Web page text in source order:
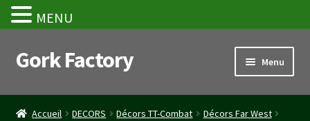
Aller
à
navigation
Aller
au
Gork Factory Menu
Accueil
Accueil DECORS Décors TT-Combat
Décors Far West
MENU